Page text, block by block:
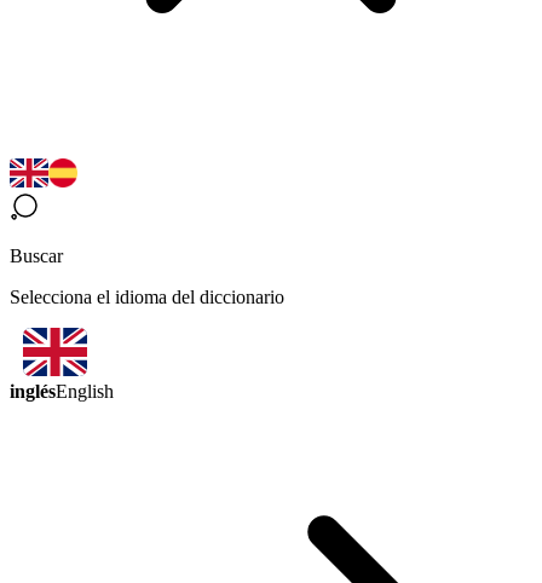
Buscar
Selecciona el idioma del diccionario
inglésEnglish